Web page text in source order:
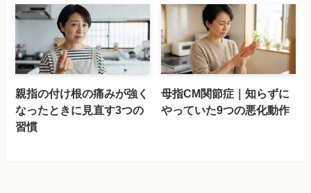
親指の付け根の痛みが強く
なったときに見直す3つの
習慣
母指CM関節症｜知らずに
やっていた9つの悪化動作